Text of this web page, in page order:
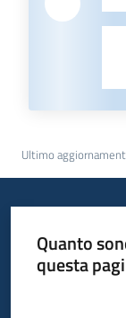
Ultimo
Quanto
questa